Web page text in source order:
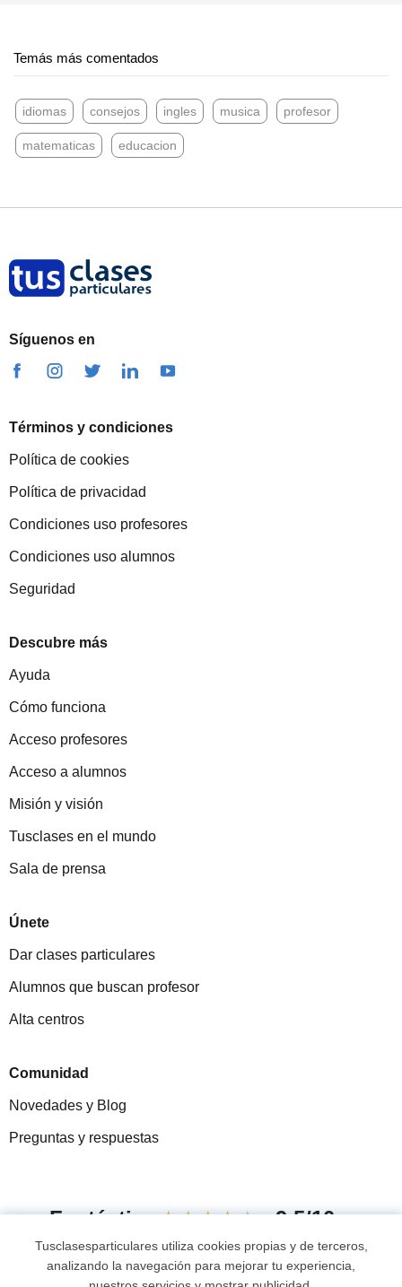
Temás más comentados
idiomas consejos ingles musica profesor
matematicas educacion
Síguenos en
Términos y condiciones
Política de cookies
Política de privacidad
Condiciones uso profesores
Condiciones uso alumnos
Seguridad
Descubre más
Ayuda
Cómo funciona
Acceso profesores
Acceso a alumnos
Misión y visión
Tusclases en el mundo
Sala de prensa
Únete
Dar clases particulares
Alumnos que buscan profesor
Alta centros
Comunidad
Novedades y Blog
Preguntas y respuestas
Fantástica★★★★★ 9,5/10
opiniones de alumnos
Tusclasesparticulares utiliza cookies propias y de terceros,
analizando la navegación para mejorar tu experiencia,